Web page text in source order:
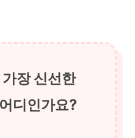
장 신선한
디인가요?